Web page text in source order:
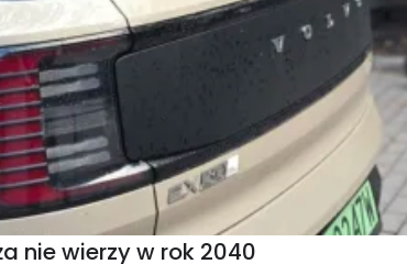
nie wierzy w rok 2040